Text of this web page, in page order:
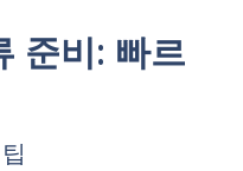
준비: 빠르